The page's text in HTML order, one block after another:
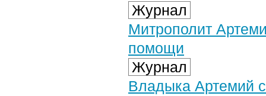
Журнал
Митрополит
помощи
Журнал
Владыка Артемий